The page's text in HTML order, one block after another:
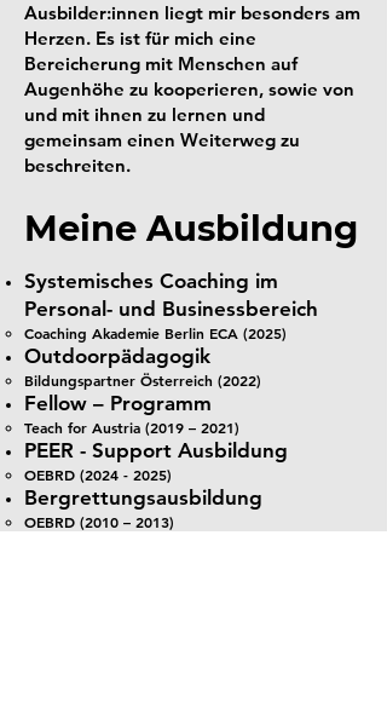
Ausbilder:innen liegt mir besonders am
Herzen. Es ist für mich eine
Bereicherung mit Menschen auf
Augenhöhe zu kooperieren, sowie von
und mit ihnen zu lernen und
gemeinsam einen Weiterweg zu
beschreiten.
Meine Ausbildung
Systemisches Coaching im
Personal- und Businessbereich
Coaching Akademie Berlin ECA (2025)
Outdoorpädagogik
Bildungspartner Österreich (2022)
Fellow – Programm
Teach for Austria (2019 – 2021)
PEER - Support Ausbildung
OEBRD (2024 - 2025)
Bergrettungsausbildung
OEBRD (2010 – 2013)